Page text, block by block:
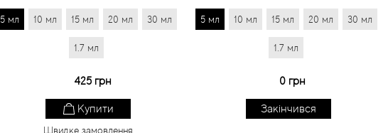
5 мл 10 мл 15 мл 20 мл 30 мл
1.7 мл
425 грн
Купити
Швидке замовлення
5 мл 10 мл 15 мл 20 мл 30 мл
1.7 мл
0 грн
Закінчився